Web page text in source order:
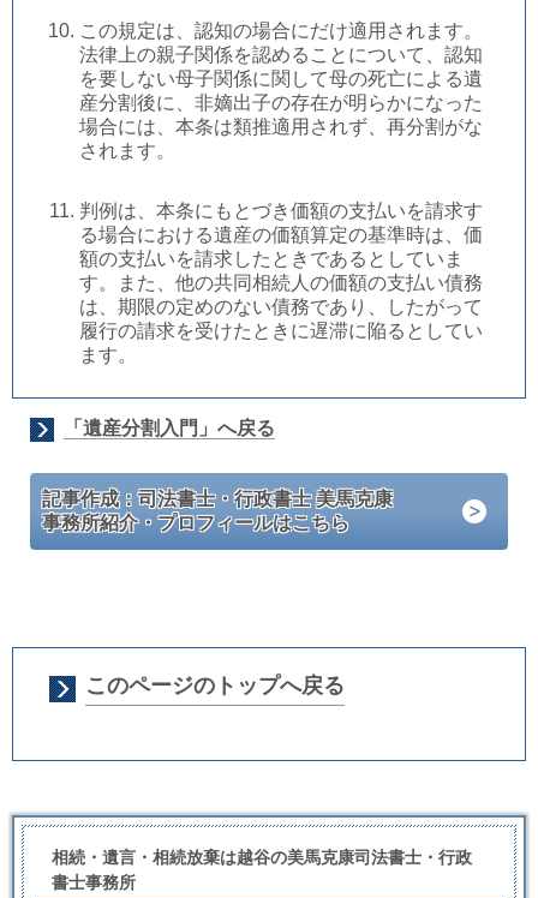
この規定は、認知の場合にだけ適用されます。
法律上の親子関係を認めることについて、認知
を要しない母子関係に関して母の死亡による遺
産分割後に、非嫡出子の存在が明らかになった
場合には、本条は類推適用されず、再分割がな
されます。
判例は、本条にもとづき価額の支払いを請求す
る場合における遺産の価額算定の基準時は、価
額の支払いを請求したときであるとしていま
す。また、他の共同相続人の価額の支払い債務
は、期限の定めのない債務であり、したがって
履行の請求を受けたときに遅滞に陥るとしてい
ます。
「遺産分割入門」へ戻る
記事作成：司法書士・行政書士 美馬克康
事務所紹介・プロフィールはこちら
このページのトップへ戻る
相続・遺言・相続放棄は越谷の美馬克康司法書士・行政
書士事務所